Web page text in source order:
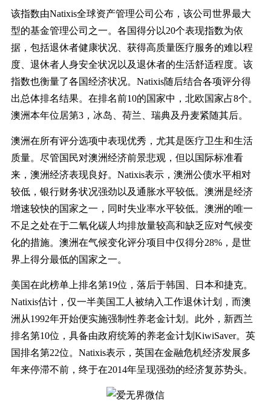
该指数由Natixis全球资产管理公司公布，该公司世界最大
型的基金管理公司之一。各国得分以20个表现指数为依
据，包括退休者健康状况、获得高质量医疗服务的难以程
度、退休者人身安全状况以及退休者的生活舒适程度。该
指数也衡量了各国经济状况。Natixis随后结合各项评分得
出总体排名结果。在排名前10的国家中，北欧国家占8个。
澳洲本年位居第3，冰岛、荷兰、瑞典及丹麦紧随其后。
澳洲在所有评分选项中表现优秀，尤其是医疗卫生和生活
质量。尽管国民对澳洲经济前景悲观，但以国际标准看
来，澳洲经济表现良好。Natixis表示，澳洲公债水平相对
较低，银行财务状况强劲以及通胀水平较低。澳洲是经济
增速较快的国家之一，同时失业率水平较低。澳洲的唯一
不足之处在于二氧化碳人均排放量较高和缺乏应对气候变
化的措施。澳洲在气候变化评分项目中仅得分28%，是世
界上得分最低的国家之一。
美国在此榜单上排名第19位，落后于韩国、日本和捷克。
Natixis估计，仅一半美国工人被纳入工作退休计划，而澳
洲从1992年开始便实施强制性养老金计划。此外，新西兰
排名第10位，具备由政府统筹的养老金计划KiwiSaver。英
国排名第22位。Natixis表示，英国在金融危机经济发展多
年来停滞不前，终于在2014年呈现强劲的经济复苏势头。